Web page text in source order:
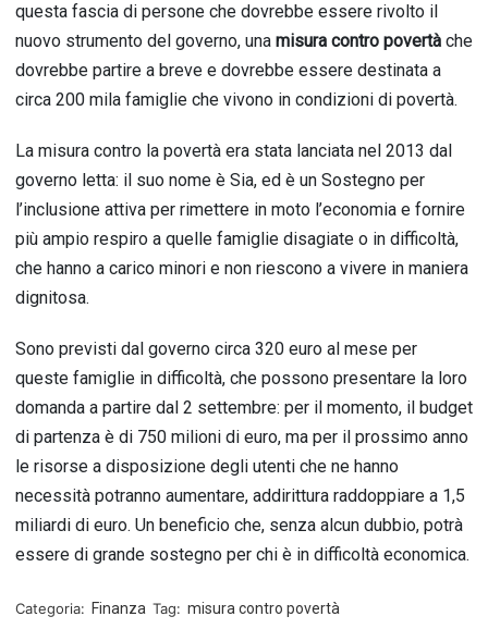
questa fascia di persone che dovrebbe essere rivolto il
nuovo strumento del governo, una misura contro povertà che
dovrebbe partire a breve e dovrebbe essere destinata a
circa 200 mila famiglie che vivono in condizioni di povertà.
La misura contro la povertà era stata lanciata nel 2013 dal
governo letta: il suo nome è Sia, ed è un Sostegno per
l’inclusione attiva per rimettere in moto l’economia e fornire
più ampio respiro a quelle famiglie disagiate o in difficoltà,
che hanno a carico minori e non riescono a vivere in maniera
dignitosa.
Sono previsti dal governo circa 320 euro al mese per
queste famiglie in difficoltà, che possono presentare la loro
domanda a partire dal 2 settembre: per il momento, il budget
di partenza è di 750 milioni di euro, ma per il prossimo anno
le risorse a disposizione degli utenti che ne hanno
necessità potranno aumentare, addirittura raddoppiare a 1,5
miliardi di euro. Un beneficio che, senza alcun dubbio, potrà
essere di grande sostegno per chi è in difficoltà economica.
Categoria: Finanza Tag: misura contro povertà